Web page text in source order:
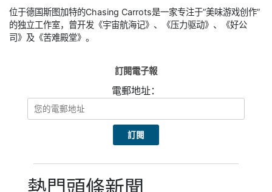
位于德国斯图加特的Chasing Carrots是一家专注于”美味游戏创作”
的独立工作室，曾开发《宇宙航海记》、《压力驱动》、《好公
司》及《苦难殿堂》。
訂閱電子報
電郵地址：